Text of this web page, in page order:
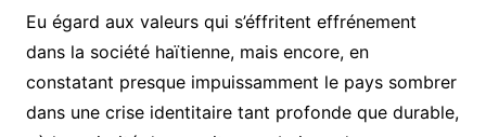
Eu égard aux valeurs qui s’éffritent effrénement
dans la société haïtienne, mais encore, en
constatant presque impuissamment le pays sombrer
dans une crise identitaire tant profonde que durable,